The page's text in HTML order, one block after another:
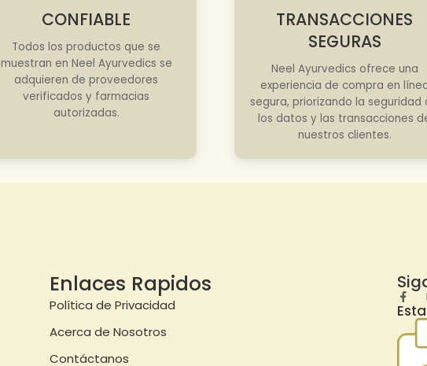
CONFIABLE
Todos los productos que se
muestran en Neel Ayurvedics se
adquieren de proveedores
verificados y farmacias
autorizadas.
TRANSACCIONES
SEGURAS
Neel Ayurvedics ofrece una
experiencia de compra en
segura, priorizando la seguridad
los datos y las transacciones
nuestros clientes.
Enlaces Rapidos
Política de Privacidad
Acerca de Nosotros
Contáctanos